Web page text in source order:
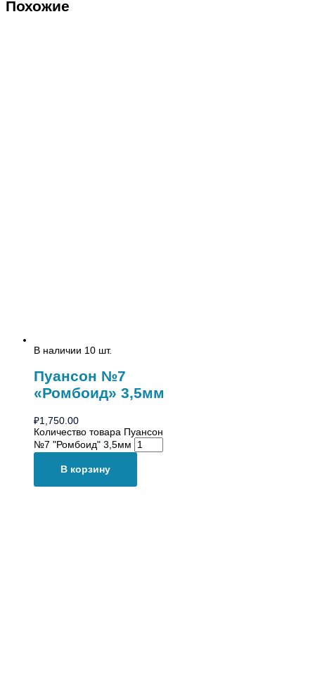
Похожие
В наличии 10 шт.
Пуансон №7
«Ромбоид» 3,5мм
₽1,750.00
Количество товара Пуансон
№7 "Ромбоид" 3,5мм
В корзину